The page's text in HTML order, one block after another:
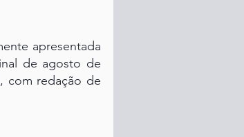
apresentada
de agosto de
com redação de